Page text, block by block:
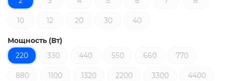
10 12 20 30 40
Мощность (Вт)
220
330 440 550 660 770
880 1100 1320 2200 3300 4400